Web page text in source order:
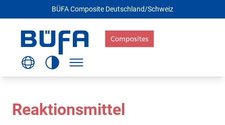
BÜFA Composite Deutschland/Schweiz
Reaktionsmittel